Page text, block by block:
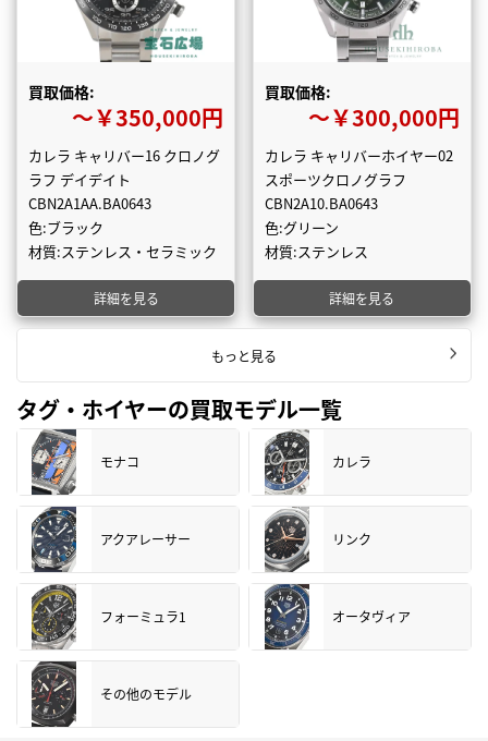
買取価格:
〜￥350,000円
カレラ キャリバー16 クロノグ
ラフ デイデイト
CBN2A1AA.BA0643
色:ブラック
材質:ステンレス・セラミック
詳細を見る
買取価格:
〜￥300,000円
カレラ キャリバーホイヤー02
スポーツクロノグラフ
CBN2A10.BA0643
色:グリーン
材質:ステンレス
詳細を見る
もっと見る
タグ・ホイヤーの買取モデル一覧
モナコ カレラ
アクアレーサー リンク
フォーミュラ1 オータヴィア
その他のモデル